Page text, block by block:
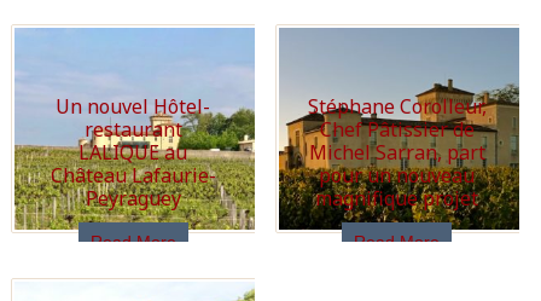
Un nouvel Hôtel-
restaurant
LALIQUE au
Château Lafaurie-
Peyraguey
Read More
Stéphane Corolleur,
Chef Pâtissier de
Michel Sarran, part
pour un nouveau
magnifique projet
Read More